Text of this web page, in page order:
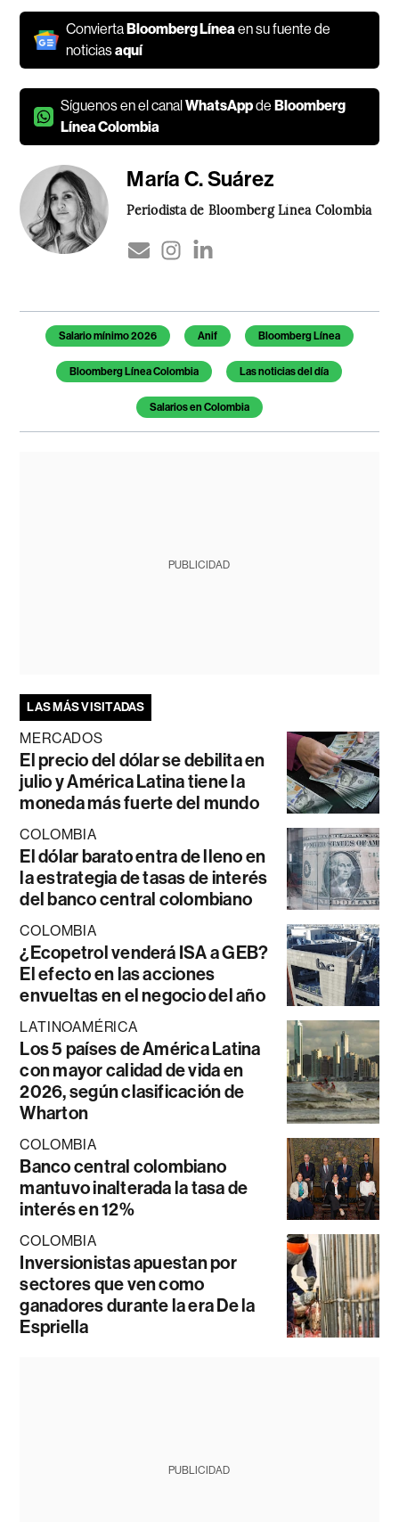
ConviertaBloomberg Líneaen su fuente de
noticiasaquí
Síguenos en el canalWhatsAppdeBloomberg
Línea Colombia
María C. Suárez
Periodista de Bloomberg Línea Colombia
Temas de este artículo
Salario mínimo 2026 Anif Bloomberg Línea
Bloomberg Línea Colombia Las noticias del día
Salarios en Colombia
PUBLICIDAD
LAS MÁS VISITADAS
MERCADOS
El precio del dólar se debilita en
julio y América Latina tiene la
moneda más fuerte del mundo
COLOMBIA
El dólar barato entra de lleno en
la estrategia de tasas de interés
del banco central colombiano
COLOMBIA
¿Ecopetrol venderá ISA a GEB?
El efecto en las acciones
envueltas en el negocio del año
LATINOAMÉRICA
Los 5 países de América Latina
con mayor calidad de vida en
2026, según clasificación de
Wharton
COLOMBIA
Banco central colombiano
mantuvo inalterada la tasa de
interés en 12%
COLOMBIA
Inversionistas apuestan por
sectores que ven como
ganadores durante la era De la
Espriella
PUBLICIDAD